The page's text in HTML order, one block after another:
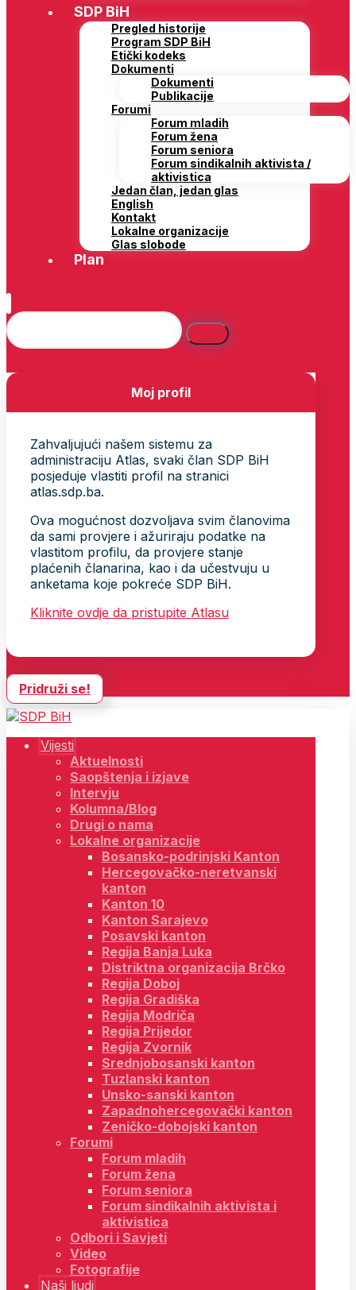
SDP BiH
Pregled historije
Program SDP BiH
Etički kodeks
Dokumenti
Dokumenti
Publikacije
Forumi
Forum mladih
Forum žena
Forum seniora
Forum sindikalnih aktivista /
aktivistica
Jedan član, jedan glas
English
Kontakt
Lokalne organizacije
Glas slobode
Plan
Moj profil
Zahvaljujući našem sistemu za
administraciju Atlas, svaki član SDP BiH
posjeduje vlastiti profil na stranici
atlas.sdp.ba.
Ova mogućnost dozvoljava svim članovima
da sami provjere i ažuriraju podatke na
vlastitom profilu, da provjere stanje
plaćenih članarina, kao i da učestvuju u
anketama koje pokreće SDP BiH.
Kliknite ovdje da pristupite Atlasu
Pridruži se!
Vijesti
Aktuelnosti
Saopštenja i izjave
Intervju
Kolumna/Blog
Drugi o nama
Lokalne organizacije
Bosansko-podrinjski Kanton
Hercegovačko-neretvanski
kanton
Kanton 10
Kanton Sarajevo
Posavski kanton
Regija Banja Luka
Distriktna organizacija Brčko
Regija Doboj
Regija Gradiška
Regija Modriča
Regija Prijedor
Regija Zvornik
Srednjobosanski kanton
Tuzlanski kanton
Unsko-sanski kanton
Zapadnohercegovački kanton
Zeničko-dobojski kanton
Forumi
Forum mladih
Forum žena
Forum seniora
Forum sindikalnih aktivista i
aktivistica
Odbori i Savjeti
Video
Fotografije
Naši ljudi